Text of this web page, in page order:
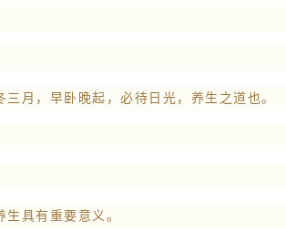
月，早卧晚起，必待日光，养生之道也。
具有重要意义。